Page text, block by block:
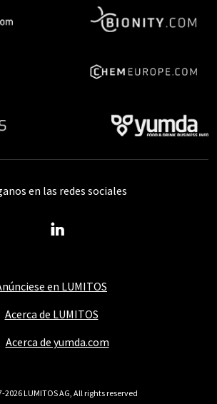
en LUMITOS
Acerca de LUMITOS
Acerca de yumda.com
en las redes sociales
2026 LUMITOS AG, All rights reserved